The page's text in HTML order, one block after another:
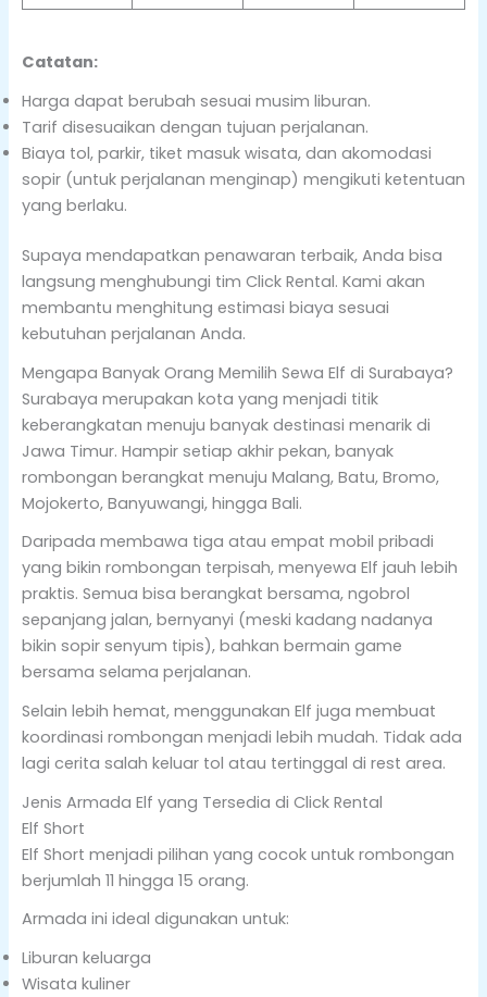
Catatan:
Harga dapat berubah sesuai musim liburan.
Tarif disesuaikan dengan tujuan perjalanan.
Biaya tol, parkir, tiket masuk wisata, dan akomodasi
sopir (untuk perjalanan menginap) mengikuti ketentuan
yang berlaku.
Supaya mendapatkan penawaran terbaik, Anda bisa
langsung menghubungi tim Click Rental. Kami akan
membantu menghitung estimasi biaya sesuai
kebutuhan perjalanan Anda.
Mengapa Banyak Orang Memilih Sewa Elf di Surabaya?
Surabaya merupakan kota yang menjadi titik
keberangkatan menuju banyak destinasi menarik di
Jawa Timur. Hampir setiap akhir pekan, banyak
rombongan berangkat menuju Malang, Batu, Bromo,
Mojokerto, Banyuwangi, hingga Bali.
Daripada membawa tiga atau empat mobil pribadi
yang bikin rombongan terpisah, menyewa Elf jauh lebih
praktis. Semua bisa berangkat bersama, ngobrol
sepanjang jalan, bernyanyi (meski kadang nadanya
bikin sopir senyum tipis), bahkan bermain game
bersama selama perjalanan.
Selain lebih hemat, menggunakan Elf juga membuat
koordinasi rombongan menjadi lebih mudah. Tidak ada
lagi cerita salah keluar tol atau tertinggal di rest area.
Jenis Armada Elf yang Tersedia di Click Rental
Elf Short
Elf Short menjadi pilihan yang cocok untuk rombongan
berjumlah 11 hingga 15 orang.
Armada ini ideal digunakan untuk:
Liburan keluarga
Wisata kuliner